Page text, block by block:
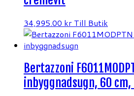
34,995.00 kr Till Butik
Bertazzoni
inbyggnadsugn, 60